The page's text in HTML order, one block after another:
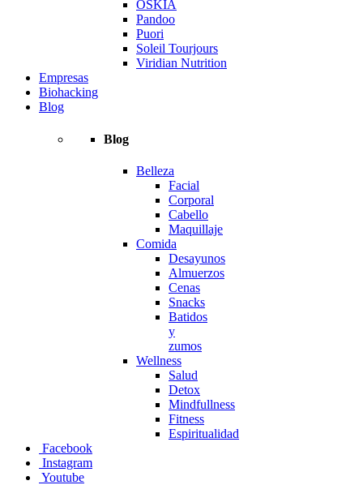
OSKIA
Pandoo
Puori
Soleil Tourjours
Viridian Nutrition
Empresas
Biohacking
Blog
Blog
Belleza
Facial
Corporal
Cabello
Maquillaje
Comida
Desayunos
Almuerzos
Cenas
Snacks
Batidos
y
zumos
Wellness
Salud
Detox
Mindfullness
Fitness
Espiritualidad
Facebook
Instagram
Youtube